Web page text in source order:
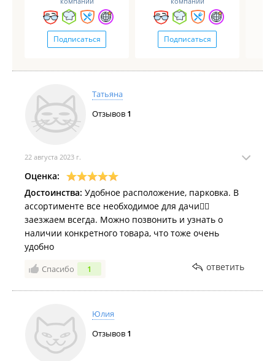
Подписаться Подписаться
Татьяна
Отзывов 1
22 августа 2023 г.
Оценка:
Достоинства: Удобное расположение, парковка. В
ассортименте все необходимое для дачи👍🏻
заезжаем всегда. Можно позвонить и узнать о
наличии конкретного товара, что тоже очень
удобно
Спасибо 1 ответить
Юлия
Отзывов 1